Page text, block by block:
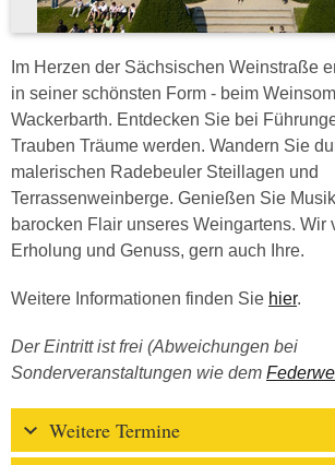
Im Herzen der Sächsischen Weinstraße
in seiner schönsten Form - beim
Wackerbarth. Entdecken Sie bei
Trauben Träume werden. Wandern Sie
malerischen Radebeuler Steillagen und
Terrassenweinberge. Genießen Sie
barocken Flair unseres Weingartens. Wir
Erholung und Genuss, gern auch Ihre.
Weitere Informationen finden Sie hier.
Der Eintritt ist frei (Abweichungen bei
Sonderveranstaltungen wie dem
Weitere Termine